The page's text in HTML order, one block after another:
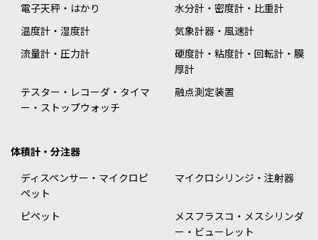
電子天秤・はかり
水分計・密度計・比重計
温度計・湿度計
気象計器・風速計
流量計・圧力計
硬度計・粘度計・回転計・膜
厚計
テスター・レコーダ・タイマ
ー・ストップウォッチ
融点測定装置
体積計・分注器
ディスペンサー・マイクロピ
ペット
マイクロシリンジ・注射器
ピペット
メスフラスコ・メスシリンダ
ー・ビューレット